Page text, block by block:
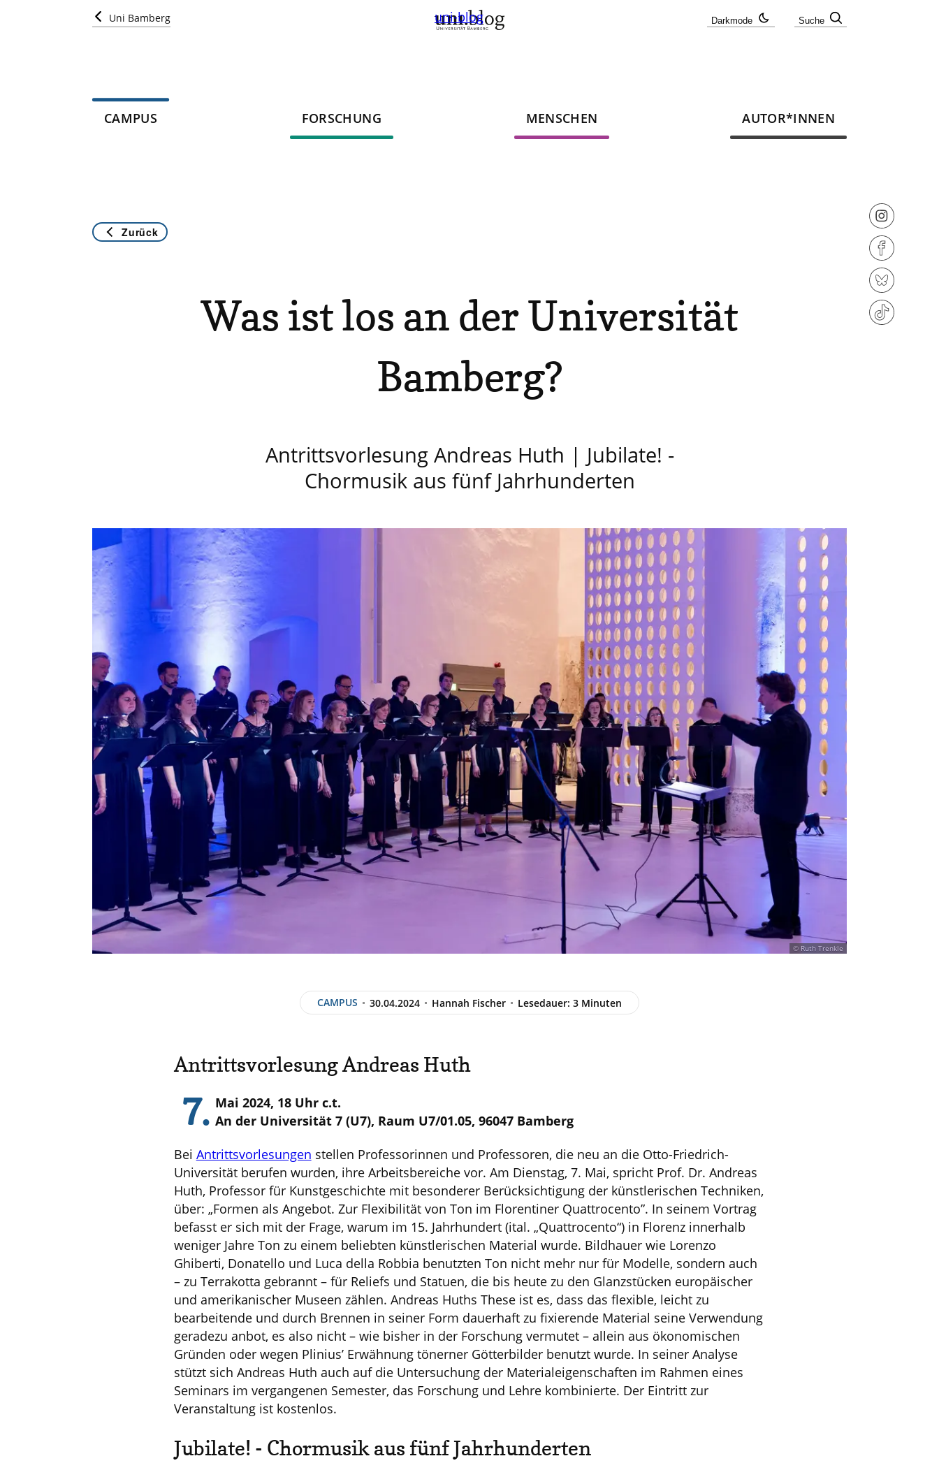
Uni Bamberg Darkmode Suche
uni-blog
CAMPUS FORSCHUNG MENSCHEN AUTOR*INNEN
Zurück
Was ist los an der Universität
Bamberg?
Antrittsvorlesung Andreas Huth | Jubilate! -
Chormusik aus fünf Jahrhunderten
© Ruth Trenkle
CAMPUS 30.04.2024 Hannah Fischer Lesedauer: 3 Minuten
Antrittsvorlesung Andreas Huth
7. Mai 2024, 18 Uhr c.t.
An der Universität 7 (U7), Raum U7/01.05, 96047 Bamberg
Bei Antrittsvorlesungen stellen Professorinnen und Professoren, die neu an die Otto-Friedrich-
Universität berufen wurden, ihre Arbeitsbereiche vor. Am Dienstag, 7. Mai, spricht Prof. Dr. Andreas
Huth, Professor für Kunstgeschichte mit besonderer Berücksichtigung der künstlerischen Techniken,
über: „Formen als Angebot. Zur Flexibilität von Ton im Florentiner Quattrocento”. In seinem Vortrag
befasst er sich mit der Frage, warum im 15. Jahrhundert (ital. „Quattrocento“) in Florenz innerhalb
weniger Jahre Ton zu einem beliebten künstlerischen Material wurde. Bildhauer wie Lorenzo
Ghiberti, Donatello und Luca della Robbia benutzten Ton nicht mehr nur für Modelle, sondern auch
– zu Terrakotta gebrannt – für Reliefs und Statuen, die bis heute zu den Glanzstücken europäischer
und amerikanischer Museen zählen. Andreas Huths These ist es, dass das flexible, leicht zu
bearbeitende und durch Brennen in seiner Form dauerhaft zu fixierende Material seine Verwendung
geradezu anbot, es also nicht – wie bisher in der Forschung vermutet – allein aus ökonomischen
Gründen oder wegen Plinius’ Erwähnung tönerner Götterbilder benutzt wurde. In seiner Analyse
stützt sich Andreas Huth auch auf die Untersuchung der Materialeigenschaften im Rahmen eines
Seminars im vergangenen Semester, das Forschung und Lehre kombinierte. Der Eintritt zur
Veranstaltung ist kostenlos.
Jubilate! - Chormusik aus fünf Jahrhunderten